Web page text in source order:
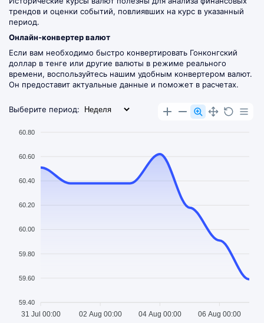
трендов и оценки событий, повлиявших на курс в указанный
период.
Онлайн-конвертер валют
Если вам необходимо быстро конвертировать Гонконгский
доллар в тенге или другие валюты в режиме реального
времени, воспользуйтесь нашим удобным конвертером валют.
Он предоставит актуальные данные и поможет в расчетах.
Выберите период:
60.80
60.60
60.40
60.20
60.00
59.80
59.60
59.40
31 Jul 00:00 02 Aug 00:00 04 Aug 00:00 06 Aug 00:00